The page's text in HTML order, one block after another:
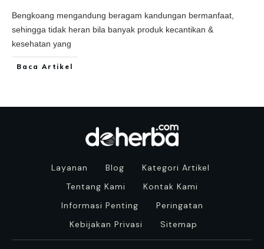
Bengkoang mengandung beragam kandungan bermanfaat,
sehingga tidak heran bila banyak produk kecantikan &
kesehatan yang
Baca Artikel
Layanan Blog
Kategori Artikel
Tentang Kami
Kontak Kami
Informasi Penting
Peringatan
Kebijakan Privasi
Sitemap